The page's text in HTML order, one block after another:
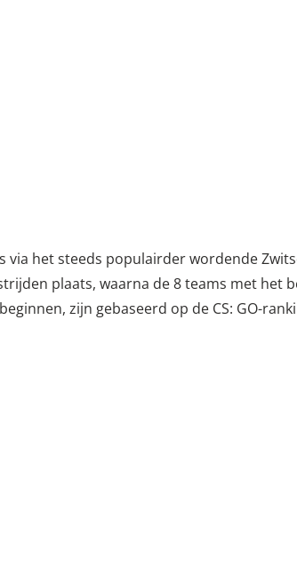
via het steeds populairder wordende
plaats, waarna de 8 teams met het
zijn gebaseerd op de CS: GO-